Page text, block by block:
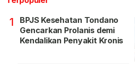
1
BPJS Kesehatan Tondano
Gencarkan Prolanis demi
Kendalikan Penyakit Kronis